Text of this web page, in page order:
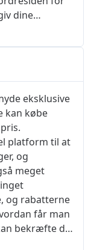
dine
med
et
eller indsæt
den mest
den seneste
her.
af at
"Få
eksklusive
kan købe
platform til at
og
meget
og rabatterne
får man
bekræfte din
Hvis